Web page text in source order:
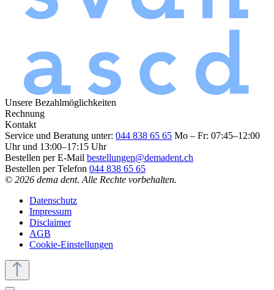
Unsere Bezahlmöglichkeiten
Rechnung
Kontakt
Service und Beratung unter: 044 838 65 65 Mo – Fr: 07:45–12:00
Uhr und 13:00–17:15 Uhr
Bestellen per E-Mail bestellungen@demadent.ch
Bestellen per Telefon 044 838 65 65
© 2026 dema dent. Alle Rechte vorbehalten.
Datenschutz
Impressum
Disclaimer
AGB
Cookie-Einstellungen